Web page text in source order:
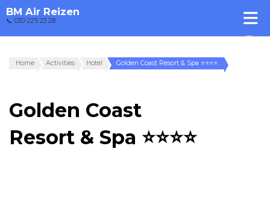
BM Air Reizen
📞 030-225 23 28
Home Activities Hotel Golden Coast Resort & Spa ⭐⭐⭐⭐
Golden Coast
Resort & Spa ⭐⭐⭐⭐